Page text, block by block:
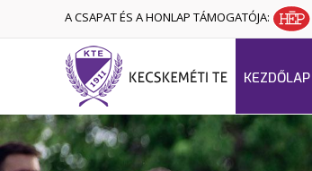
A CSAPAT ÉS A HONLAP TÁMOGATÓJA:
KEZDŐLAP